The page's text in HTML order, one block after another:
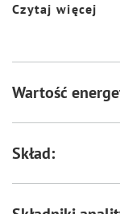
Wspiera florę
Wspiera kości i
Czytaj więcej
Wartość
Skład: